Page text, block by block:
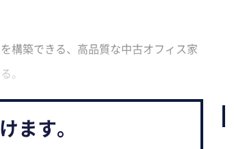
構築できる、高品質な中古オフィス家
。
ます。